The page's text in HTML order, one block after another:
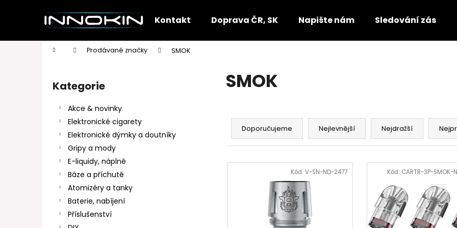
Kontakt Doprava ČR, SK Napište nám Sledování zásilek
Domů Prodávané značky SMOK
Přeskočit
kategorie
Kategorie
Akce & novinky
Elektronické cigarety
Elektronické dýmky a doutníky
Gripy a mody
E-liquidy, náplně
Báze a příchutě
Atomizéry a tanky
Baterie, nabíjení
Příslušenství
SMOK
Ř
z
Doporučujeme Nejlevnější Nejdražší
V
Kód:V-SN-ND-2477 Kód: CARTR-3P-SMOK-
í
Zpět
do
Zpět
do
Doporučujeme